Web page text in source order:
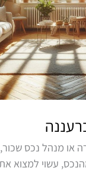
או מנהל נכס
עשוי למצוא